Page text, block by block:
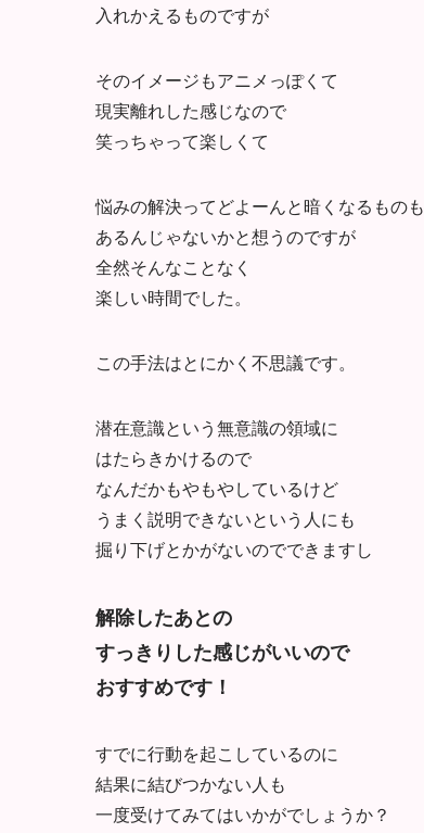
入れかえるものですが
そのイメージもアニメっぽくて
現実離れした感じなので
笑っちゃって楽しくて
悩みの解決ってどよーんと暗くなるものも
あるんじゃないかと想うのですが
全然そんなことなく
楽しい時間でした。
この手法はとにかく不思議です。
潜在意識という無意識の領域に
はたらきかけるので
なんだかもやもやしているけど
うまく説明できないという人にも
掘り下げとかがないのでできますし
解除したあとの
すっきりした感じがいいので
おすすめです！
すでに行動を起こしているのに
結果に結びつかない人も
一度受けてみてはいかがでしょうか？